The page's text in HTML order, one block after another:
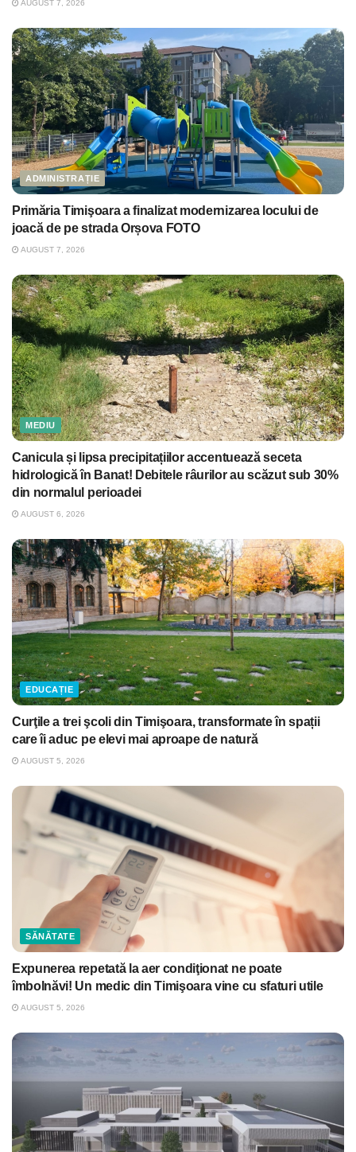
AUGUST 7, 2026
ADMINISTRAȚIE
Primăria Timişoara a finalizat modernizarea locului de
joacă de pe strada Orșova FOTO
AUGUST 7, 2026
MEDIU
Canicula și lipsa precipitațiilor accentuează seceta
hidrologică în Banat! Debitele râurilor au scăzut sub 30%
din normalul perioadei
AUGUST 6, 2026
EDUCAȚIE
Curţile a trei şcoli din Timişoara, transformate în spații
care îi aduc pe elevi mai aproape de natură
AUGUST 5, 2026
SĂNĂTATE
Expunerea repetată la aer condiţionat ne poate
îmbolnăvi! Un medic din Timişoara vine cu sfaturi utile
AUGUST 5, 2026